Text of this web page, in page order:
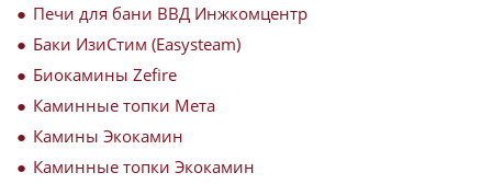
Печи для бани ВВД Инжкомцентр
Баки ИзиСтим (Easysteam)
Биокамины Zefire
Каминные топки Мета
Камины Экокамин
Каминные топки Экокамин